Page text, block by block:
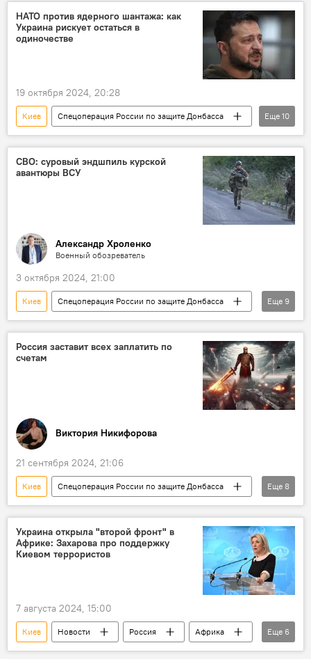
СВО
Контрнаступление
План
Провал
НАТО против ядерного шантажа: как
Украина рискует остаться в
одиночестве
19 октября 2024, 20:28
Киев
Спецоперация России по защите Донбасса
Россия
Украина
ядерное оружие
СВО
США
Аналитика
Еще 10
СВО: суровый эндшпиль курской
авантюры ВСУ
Александр Хроленко
Военный обозреватель
3 октября 2024, 21:00
Киев
Спецоперация России по защите Донбасса
Россия
СВО ВСУ
Украина
НАТО
Донбасс
Еще 9
Россия заставит всех заплатить по
счетам
Виктория Никифорова
21 сентября 2024, 21:06
Киев
Спецоперация России по защите Донбасса
Россия
Украина СВО
ВСУ
Великая Отечественная война
Еще 8
Украина открыла "второй фронт" в
Африке: Захарова про поддержку
Киевом террористов
7 августа 2024, 15:00
Киев Новости Россия
Африка
Мария Захарова
МИД Азербайджана
Еще 6